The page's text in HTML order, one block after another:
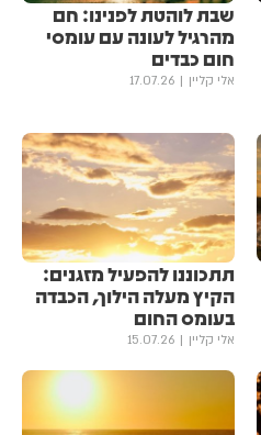
שבת לוהטת לפנינו: חם
מהרגיל לעונה עם עומסי
חום כבדים
אלי קליין 17.07.26
תתכוננו להפעיל מזגנים:
הקיץ מעלה הילוך, הכבדה
בעומס החום
אלי קליין 15.07.26